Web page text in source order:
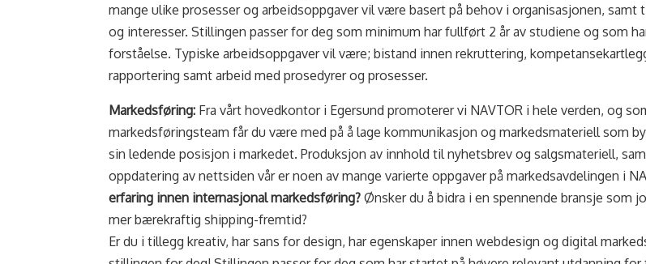
mange ulike prosesser og arbeidsoppgaver vil være basert på behov i organisasjonen, samt
og interesser. Stillingen passer for deg som minimum har fullført 2 år av studiene og som
forståelse. Typiske arbeidsoppgaver vil være; bistand innen rekruttering,
rapportering samt arbeid med prosedyrer og prosesser.
Markedsføring: Fra vårt hovedkontor i Egersund promoterer vi NAVTOR i hele verden, og
markedsføringsteam får du være med på å lage kommunikasjon og markedsmateriell som
sin ledende posisjon i markedet. Produksjon av innhold til nyhetsbrev og salgsmateriell,
oppdatering av nettsiden vår er noen av mange varierte oppgaver på markedsavdelingen i
erfaring innen internasjonal markedsføring? Ønsker du å bidra i en spennende bransje som
mer bærekraftig shipping-fremtid?
Er du i tillegg kreativ, har sans for design, har egenskaper innen webdesign og digital